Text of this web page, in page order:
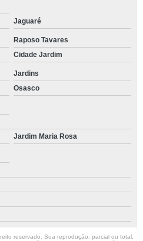
Jaguaré
Raposo Tavares
Cidade Jardim
Jardins
Osasco
Jardim Maria Rosa
reservado. Sua reprodução, parcial ou total,